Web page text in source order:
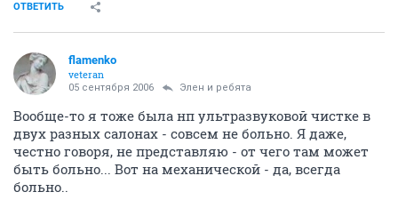
ОТВЕТИТЬ
flamenko
veteran
05 сентября 2006 Элен и ребята
Вообще-то я тоже была нп ультразвуковой чистке в
двух разных салонах - совсем не больно. Я даже,
честно говоря, не представляю - от чего там может
быть больно... Вот на механической - да, всегда
больно..